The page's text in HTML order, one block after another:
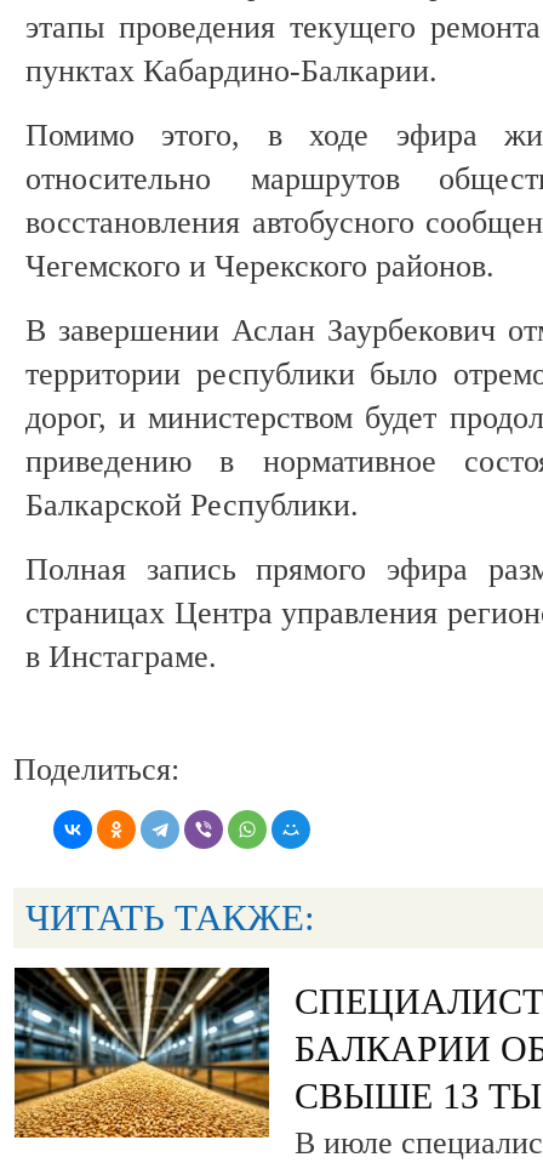
этапы проведения текущего
пунктах Кабардино-Балкарии.
Помимо этого, в ходе эфира
относительно маршрутов
восстановления автобусного
Чегемского и Черекского районов.
В завершении Аслан Заурбекович
территории республики было
дорог, и министерством будет
приведению в нормативное
Балкарской Республики.
Полная запись прямого эфира
страницах Центра управления
в Инстаграме.
Поделиться:
ЧИТАТЬ ТАКЖЕ:
БАЛКАРИИ
СВЫШЕ 13
В июле